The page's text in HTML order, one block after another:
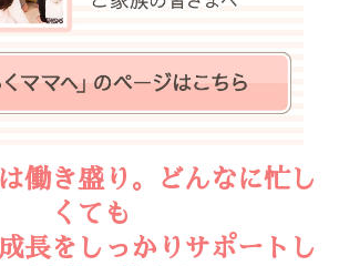
働き盛り。どんなに忙し
くても
長をしっかりサポートし